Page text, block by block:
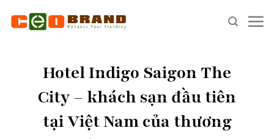
Hotel Indigo Saigon The
City – khách sạn đầu tiên
tại Việt Nam của thương